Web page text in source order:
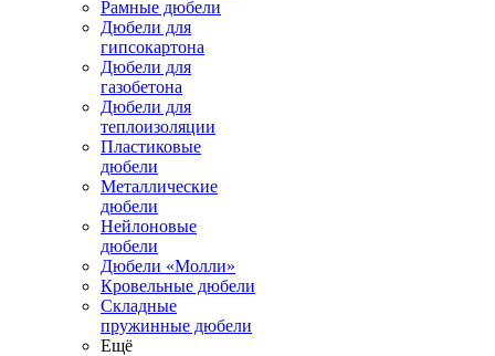
Рамные дюбели
Дюбели для
гипсокартона
Дюбели для
газобетона
Дюбели для
теплоизоляции
Пластиковые
дюбели
Металлические
дюбели
Нейлоновые
дюбели
Дюбели «Молли»
Кровельные дюбели
Складные
пружинные дюбели
Ещё